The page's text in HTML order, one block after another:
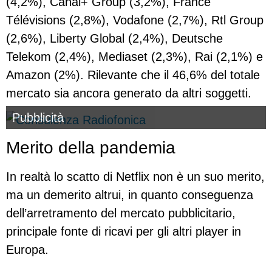
Télévisions (2,8%), Vodafone (2,7%), Rtl Group
(2,6%), Liberty Global (2,4%), Deutsche
Telekom (2,4%), Mediaset (2,3%), Rai (2,1%) e
Amazon (2%). Rilevante che il 46,6% del totale
mercato sia ancora generato da altri soggetti.
Pubblicità
Merito della pandemia
In realtà lo scatto di Netflix non è un suo merito,
ma un demerito altrui, in quanto conseguenza
dell’arretramento del mercato pubblicitario,
principale fonte di ricavi per gli altri player in
Europa.